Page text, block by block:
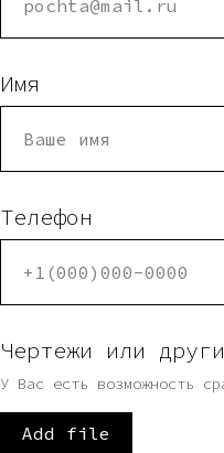
Имя
Телефон
Чертежи или
У Вас есть возможность
Add file